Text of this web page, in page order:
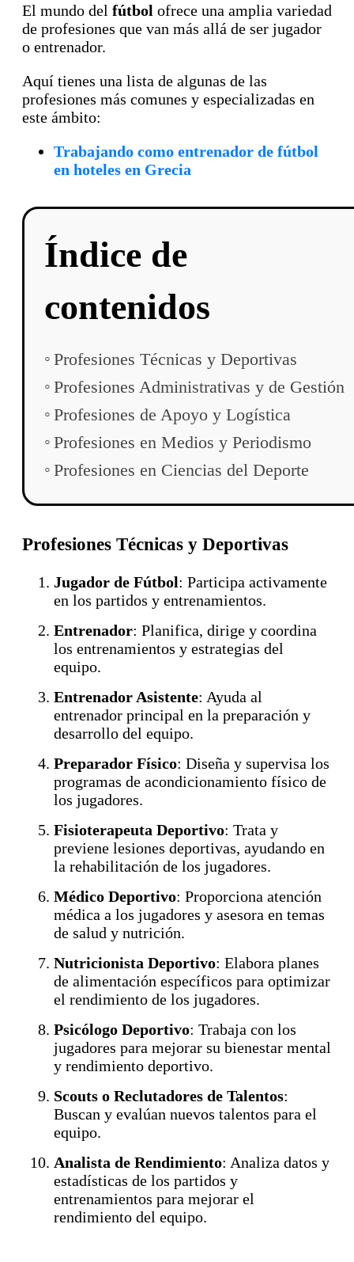
El mundo del fútbol ofrece una amplia variedad
de profesiones que van más allá de ser jugador
o entrenador.
Aquí tienes una lista de algunas de las
profesiones más comunes y especializadas en
este ámbito:
Trabajando como entrenador de fútbol
en hoteles en Grecia
Índice de
contenidos
Profesiones Técnicas y Deportivas
Profesiones Administrativas y de Gestión
Profesiones de Apoyo y Logística
Profesiones en Medios y Periodismo
Profesiones en Ciencias del Deporte
Profesiones Técnicas y Deportivas
Jugador de Fútbol: Participa activamente
en los partidos y entrenamientos.
Entrenador: Planifica, dirige y coordina
los entrenamientos y estrategias del
equipo.
Entrenador Asistente: Ayuda al
entrenador principal en la preparación y
desarrollo del equipo.
Preparador Físico: Diseña y supervisa los
programas de acondicionamiento físico de
los jugadores.
Fisioterapeuta Deportivo: Trata y
previene lesiones deportivas, ayudando en
la rehabilitación de los jugadores.
Médico Deportivo: Proporciona atención
médica a los jugadores y asesora en temas
de salud y nutrición.
Nutricionista Deportivo: Elabora planes
de alimentación específicos para optimizar
el rendimiento de los jugadores.
Psicólogo Deportivo: Trabaja con los
jugadores para mejorar su bienestar mental
y rendimiento deportivo.
Scouts o Reclutadores de Talentos:
Buscan y evalúan nuevos talentos para el
equipo.
Analista de Rendimiento: Analiza datos y
estadísticas de los partidos y
entrenamientos para mejorar el
rendimiento del equipo.